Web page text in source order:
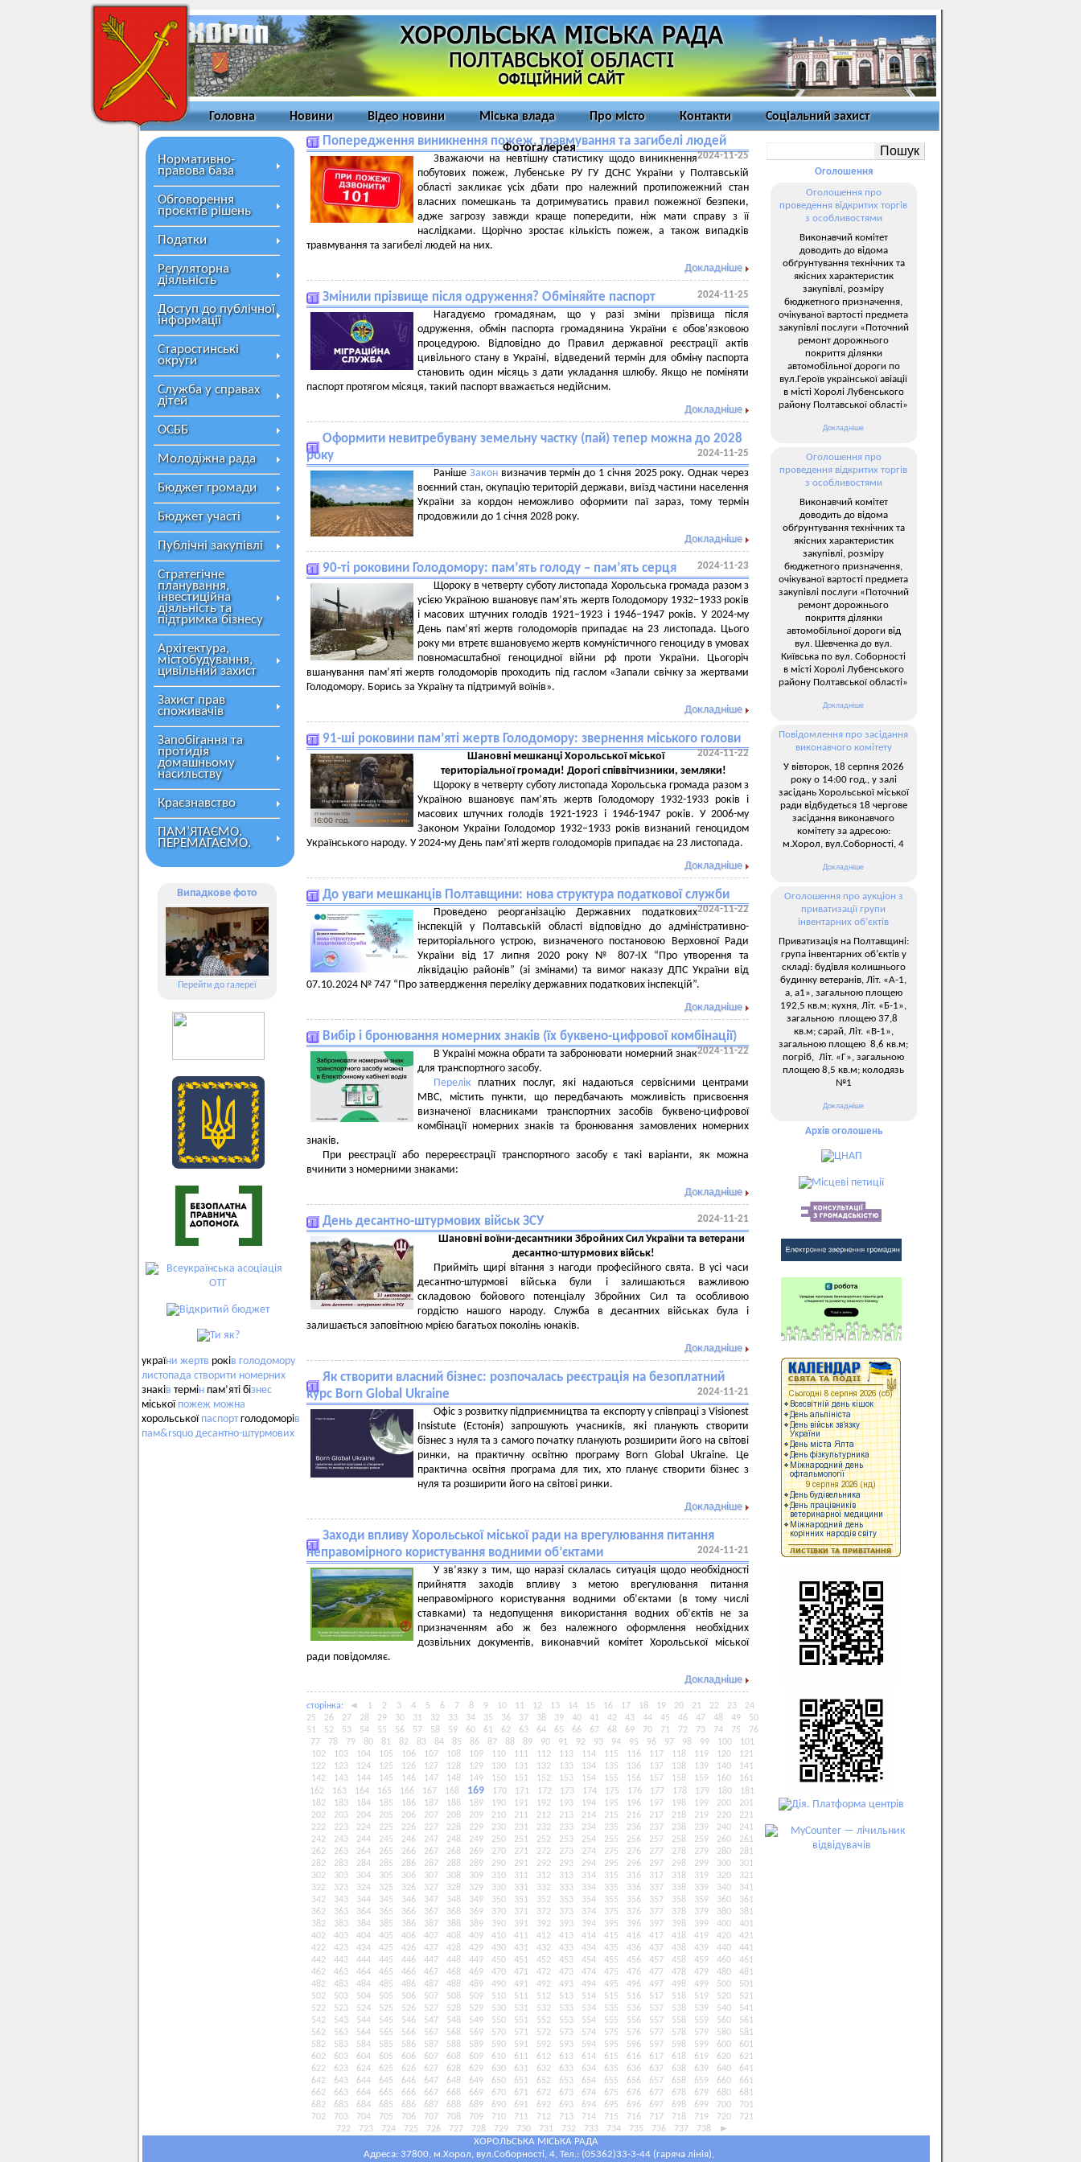
Головна Новини Відео новини Міська влада Про місто Контакти Соціальний захист
Фотогалерея
Нормативно-
правова база
Обговорення
проєктів рішень
Податки
Регуляторна
діяльність
Доступ до публічної
інформації
Старостинські
округи
Служба у справах
дітей
ОСББ
Молодіжна рада
Бюджет громади
Бюджет участі
Публічні закупівлі
Стратегічне
планування,
інвестиційна
діяльність та
підтримка бізнесу
Архітектура,
містобудування,
цивільний захист
Захист прав
споживачів
Запобігання та
протидія
домашньому
насильству
Краєзнавство
ПАМ’ЯТАЄМО.
ПЕРЕМАГАЄМО.
Випадкове фото
Перейти до галереї
україни жертв років голодомору
листопада створити номерних
знаків термін пам’яті бізнес
міської пожеж можна
хорольської паспортголодоморів
пам&rsquo десантно-штурмових
Попередження виникнення пожеж, травмування та загибелі людей
2024-11-25
Зважаючи на невтішну статистику щодо виникнення
побутових пожеж, Лубенське РУ ГУ ДСНС України у Полтавській
області закликає усіх дбати про належний протипожежний стан
власних помешкань та дотримуватись правил пожежної безпеки,
адже загрозу завжди краще попередити, ніж мати справу з її
наслідками. Щорічно зростає кількість пожеж, а також випадків
травмування та загибелі людей на них.
Докладніше
Змінили прізвище після одруження? Обміняйте паспорт 2024-11-25
Нагадуємо громадянам, що у разі зміни прізвища після
одруження, обмін паспорта громадянина України є обов'язковою
процедурою. Відповідно до Правил державної реєстрації актів
цивільного стану в Україні, відведений термін для обміну паспорта
становить один місяць з дати укладання шлюбу. Якщо не поміняти
паспорт протягом місяця, такий паспорт вважається недійсним.
Докладніше
Оформити невитребувану земельну частку (пай) тепер можна до 2028
року
2024-11-25
Раніше Законвизначив термін до 1 січня 2025 року. Однак через
воєнний стан, окупацію територій держави, виїзд частини населення
України за кордон неможливо оформити паї зараз, тому термін
продовжили до 1 січня 2028 року.
Докладніше
90-ті роковини Голодомору: пам’ять голоду – пам’ять серця 2024-11-23
Щороку в четверту суботу листопада Хорольська громада разом з
усією Україною вшановує пам’ять жертв Голодомору 1932–1933 років
і масових штучних голодів 1921–1923 і 1946–1947 років. У 2024-му
День пам’яті жертв голодоморів припадає на 23 листопада. Цього
року ми втретє вшановуємо жертв комуністичного геноциду в умовах
повномасштабної геноцидної війни рф проти України. Цьогоріч
вшанування пам’яті жертв голодоморів проходить під гаслом «Запали свічку за жертвами
Голодомору. Борись за Україну та підтримуй воїнів».
Докладніше
91-ші роковини пам’яті жертв Голодомору: звернення міського голови
2024-11-22
Шановні мешканці Хорольської міської
територіальної громади! Дорогі співвітчизники, земляки!
Щороку в четверту суботу листопада Хорольська громада разом з
Україною вшановує пам’ять жертв Голодомору 1932-1933 років і
масових штучних голодів 1921-1923 і 1946-1947 років. У 2006-му
Законом України Голодомор 1932–1933 років визнаний геноцидом
Українського народу. У 2024-му День пам’яті жертв голодоморів припадає на 23 листопада.
Докладніше
До уваги мешканців Полтавщини: нова структура податкової служби
2024-11-22
Проведено реорганізацію Державних податкових
інспекцій у Полтавській області відповідно до адміністративно-
територіального устрою, визначеного постановою Верховної Ради
України від 17 липня 2020 року № 807-ІХ “Про утворення та
ліквідацію районів” (зі змінами) та вимог наказу ДПС України від
07.10.2024 № 747 “Про затвердження переліку державних податкових інспекцій”.
Докладніше
Вибір і бронювання номерних знаків (їх буквено-цифрової комбінації)
2024-11-22
В Україні можна обрати та забронювати номерний знак
для транспортного засобу.
Перелік платних послуг, які надаються сервісними центрами
МВС, містить пункти, що передбачають можливість присвоєння
визначеної власниками транспортних засобів буквено-цифрової
комбінації номерних знаків та бронювання замовлених номерних
знаків.
При реєстрації або перереєстрації транспортного засобу є такі варіанти, як можна
вчинити з номерними знаками:
Докладніше
День десантно-штурмових військ ЗСУ 2024-11-21
Шановні воїни-десантники Збройних Сил України та ветерани
десантно-штурмових військ!
Прийміть щирі вітання з нагоди професійного свята. В усі часи
десантно-штурмові війська були і залишаються важливою
складовою бойового потенціалу Збройних Сил та особливою
гордістю нашого народу. Служба в десантних військах була і
залишається заповітною мрією багатьох поколінь юнаків.
Докладніше
Як створити власний бізнес: розпочалась реєстрація на безоплатний
курс Born Global Ukraine
2024-11-21
Офіс з розвитку підприємництва та експорту у співпраці з Visionest
Insistute (Естонія) запрошують учасників, які планують створити
бізнес з нуля та з самого початку планують розширити його на світові
ринки, на практичну освітню програму Born Global Ukraine. Це
практична освітня програма для тих, хто планує створити бізнес з
нуля та розширити його на світові ринки.
Докладніше
Заходи впливу Хорольської міської ради на врегулювання питання
неправомірного користування водними об’єктами
2024-11-21
У зв’язку з тим, що наразі склалась ситуація щодо необхідності
прийняття заходів впливу з метою врегулювання питання
неправомірного користування водними об’єктами (в тому числі
ставками) та недопущення використання водних об’єктів не за
призначенням або ж без належного оформлення необхідних
дозвільних документів, виконавчий комітет Хорольської міської
ради повідомляє.
Докладніше
сторiнка: ◄ 1 2 3 4 5 6 7 8 9 10 11 12 13 14 15 16 17 18 19 20 21 22 23
24
25
26 27 28 29 30 31 32 33 34 35 36 37 38 39 40 41 42 43 44 45 46 47 48 49
50
51
52 53 54 55 56 57 58 59 60 61 62 63 64 65 66 67 68 69 70 71 72 73 74 75
76
77
78 79 80 81 82 83 84 85 86 87 88 89 90 91 92 93 94 95 96 97 98 99 100
101
102
103 104 105 106 107 108 109 110 111 112 113 114 115 116 117 118 119 120
121
122
123 124 125 126 127 128 129 130 131 132 133 134 135 136 137 138 139 140
141
142
143 144 145 146 147 148 149 150 151 152 153 154 155 156 157 158 159 160
161
162
163 164 165 166 167 168 169 170 171 172 173 174 175 176 177 178 179 180
181
182
183 184 185 186 187 188 189 190 191 192 193 194 195 196 197 198 199 200
201
202
203 204 205 206 207 208 209 210 211 212 213 214 215 216 217 218 219 220
221
222
223 224 225 226 227 228 229 230 231 232 233 234 235 236 237 238 239 240
241
242
243 244 245 246 247 248 249 250 251 252 253 254 255 256 257 258 259 260
261
262
263 264 265 266 267 268 269 270 271 272 273 274 275 276 277 278 279 280
281
282
283 284 285 286 287 288 289 290 291 292 293 294 295 296 297 298 299 300
301
302
303 304 305 306 307 308 309 310 311 312 313 314 315 316 317 318 319 320
321
322
323 324 325 326 327 328 329 330 331 332 333 334 335 336 337 338 339 340
341
342
343 344 345 346 347 348 349 350 351 352 353 354 355 356 357 358 359 360
361
362
363 364 365 366 367 368 369 370 371 372 373 374 375 376 377 378 379 380
381
382
383 384 385 386 387 388 389 390 391 392 393 394 395 396 397 398 399 400
401
402
403 404 405 406 407 408 409 410 411 412 413 414 415 416 417 418 419 420
421
422
423 424 425 426 427 428 429 430 431 432 433 434 435 436 437 438 439 440
441
442
443 444 445 446 447 448 449 450 451 452 453 454 455 456 457 458 459 460
461
462
463 464 465 466 467 468 469 470 471 472 473 474 475 476 477 478 479 480
481
482
483 484 485 486 487 488 489 490 491 492 493 494 495 496 497 498 499 500
501
502
503 504 505 506 507 508 509 510 511 512 513 514 515 516 517 518 519 520
521
522
523 524 525 526 527 528 529 530 531 532 533 534 535 536 537 538 539 540
541
542
543 544 545 546 547 548 549 550 551 552 553 554 555 556 557 558 559 560
561
562
563 564 565 566 567 568 569 570 571 572 573 574 575 576 577 578 579 580
581
582
583 584 585 586 587 588 589 590 591 592 593 594 595 596 597 598 599 600
601
602
603 604 605 606 607 608 609 610 611 612 613 614 615 616 617 618 619 620
621
622
623 624 625 626 627 628 629 630 631 632 633 634 635 636 637 638 639 640
641
642
643 644 645 646 647 648 649 650 651 652 653 654 655 656 657 658 659 660
661
662
663 664 665 666 667 668 669 670 671 672 673 674 675 676 677 678 679 680
681
682
683 684 685 686 687 688 689 690 691 692 693 694 695 696 697 698 699 700
701
702
703 704 705 706 707 708 709 710 711 712 713 714 715 716 717 718 719 720
721
722
723 724 725 726 727 728 729 730 731 732 733 734 735 736 737 738 ►
Оголошення
Оголошення про
проведення відкритих торгів
з особливостями
Виконавчий комітет
доводить до відома
обґрунтування технічних та
якісних характеристик
закупівлі, розміру
бюджетного призначення,
очікуваної вартості предмета
закупівлі послуги «Поточний
ремонт дорожнього
покриття ділянки
автомобільної дороги по
вул.Героїв української авіації
в місті Хоролі Лубенського
району Полтавської області»
Докладніше
Оголошення про
проведення відкритих торгів
з особливостями
Виконавчий комітет
доводить до відома
обґрунтування технічних та
якісних характеристик
закупівлі, розміру
бюджетного призначення,
очікуваної вартості предмета
закупівлі послуги «Поточний
ремонт дорожнього
покриття ділянки
автомобільної дороги від
вул. Шевченка до вул.
Київська по вул. Соборності
в місті Хоролі Лубенського
району Полтавської області»
Докладніше
Повідомлення про засідання
виконавчого комітету
У вівторок, 18 серпня 2026
року о 14:00 год., у залі
засідань Хорольської міської
ради відбудеться 18 чергове
засідання виконавчого
комітету за адресою:
м.Хорол, вул.Соборності, 4
Докладніше
Оголошення про аукціон з
приватизації групи
інвентарних об’єктів
Приватизація на Полтавщині:
група інвентарних об’єктів у
складі: будівля колишнього
будинку ветеранів, Літ. «А-1,
а, а1», загальною площею
192,5 кв.м; кухня, Літ. «Б-1»,
загальною площею 37,8
кв.м; сарай, Літ. «В-1»,
загальною площею 8,6 кв.м;
погріб, Літ. «Г», загальною
площею 8,5 кв.м; колодязь
№1
Докладніше
Архів оголошень
ХОРОЛЬСЬКА МІСЬКА РАДА
Адреса: 37800, м.Хорол, вул.Соборності, 4, Тел.: (05362)33-3-44 (гаряча лінія),